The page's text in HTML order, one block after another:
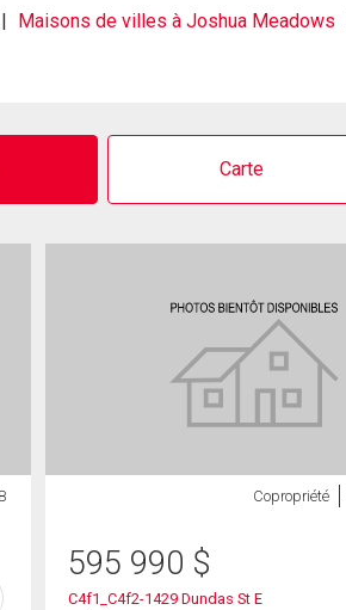
Maisons de villes à Joshua Meadows
Carte
Copropriété
595 990 $
C4f1_C4f2-1429 Dundas St E